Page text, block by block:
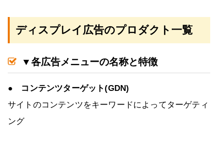
ディスプレイ広告のプロダクト一覧
▼各広告メニューの名称と特徴
● コンテンツターゲット(GDN)
サイトのコンテンツをキーワードによってターゲティ
ング